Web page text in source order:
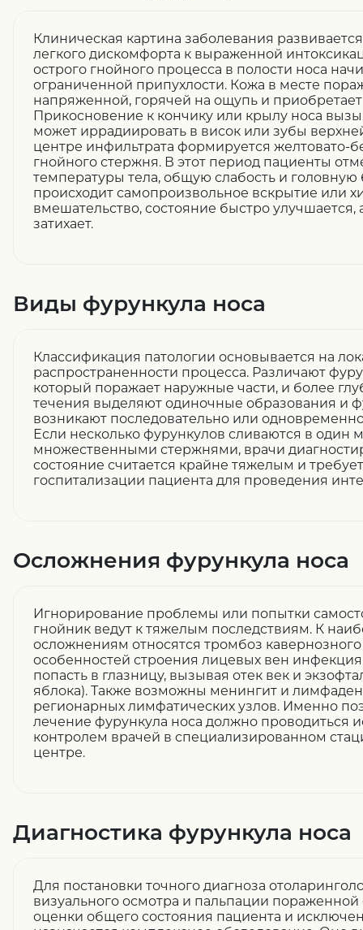
Клиническая картина заболевания
легкого дискомфорта к выраженной
острого гнойного процесса в полости носа
ограниченной припухлости. Кожа в месте
напряженной, горячей на ощупь и
Прикосновение к кончику или крылу носа
может иррадиировать в висок или зубы
центре инфильтрата формируется желтовато-
гнойного стержня. В этот период пациенты
температуры тела, общую слабость и головную
происходит самопроизвольное вскрытие или
вмешательство, состояние быстро
затихает.
Виды фурункула носа
Классификация патологии основывается на
распространенности процесса. Различают
который поражает наружные части, и более
течения выделяют одиночные образования и
возникают последовательно или
Если несколько фурункулов сливаются в один
множественными стержнями, врачи
состояние считается крайне тяжелым и
госпитализации пациента для проведения
Осложнения фурункула носа
Игнорирование проблемы или попытки
гнойник ведут к тяжелым последствиям. К
осложнениям относятся тромбоз
особенностей строения лицевых вен
попасть в глазницу, вызывая отек век и
яблока). Также возможны менингит и
регионарных лимфатических узлов. Именно
лечение фурункула носа должно проводиться
контролем врачей в специализированном
центре.
Диагностика фурункула носа
Для постановки точного диагноза
визуального осмотра и пальпации пораженной
оценки общего состояния пациента и